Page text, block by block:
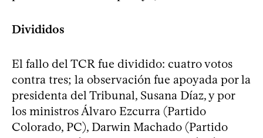
Divididos
El fallo del TCR fue dividido: cuatro votos
contra tres; la observación fue apoyada por la
presidenta del Tribunal, Susana Díaz, y por
los ministros Álvaro Ezcurra (Partido
Colorado, PC), Darwin Machado (Partido